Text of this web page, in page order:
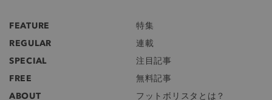
FEATURE
特集
REGULAR
連載
SPECIAL
注目記事
FREE
無料記事
ABOUT
フットボリスタとは？